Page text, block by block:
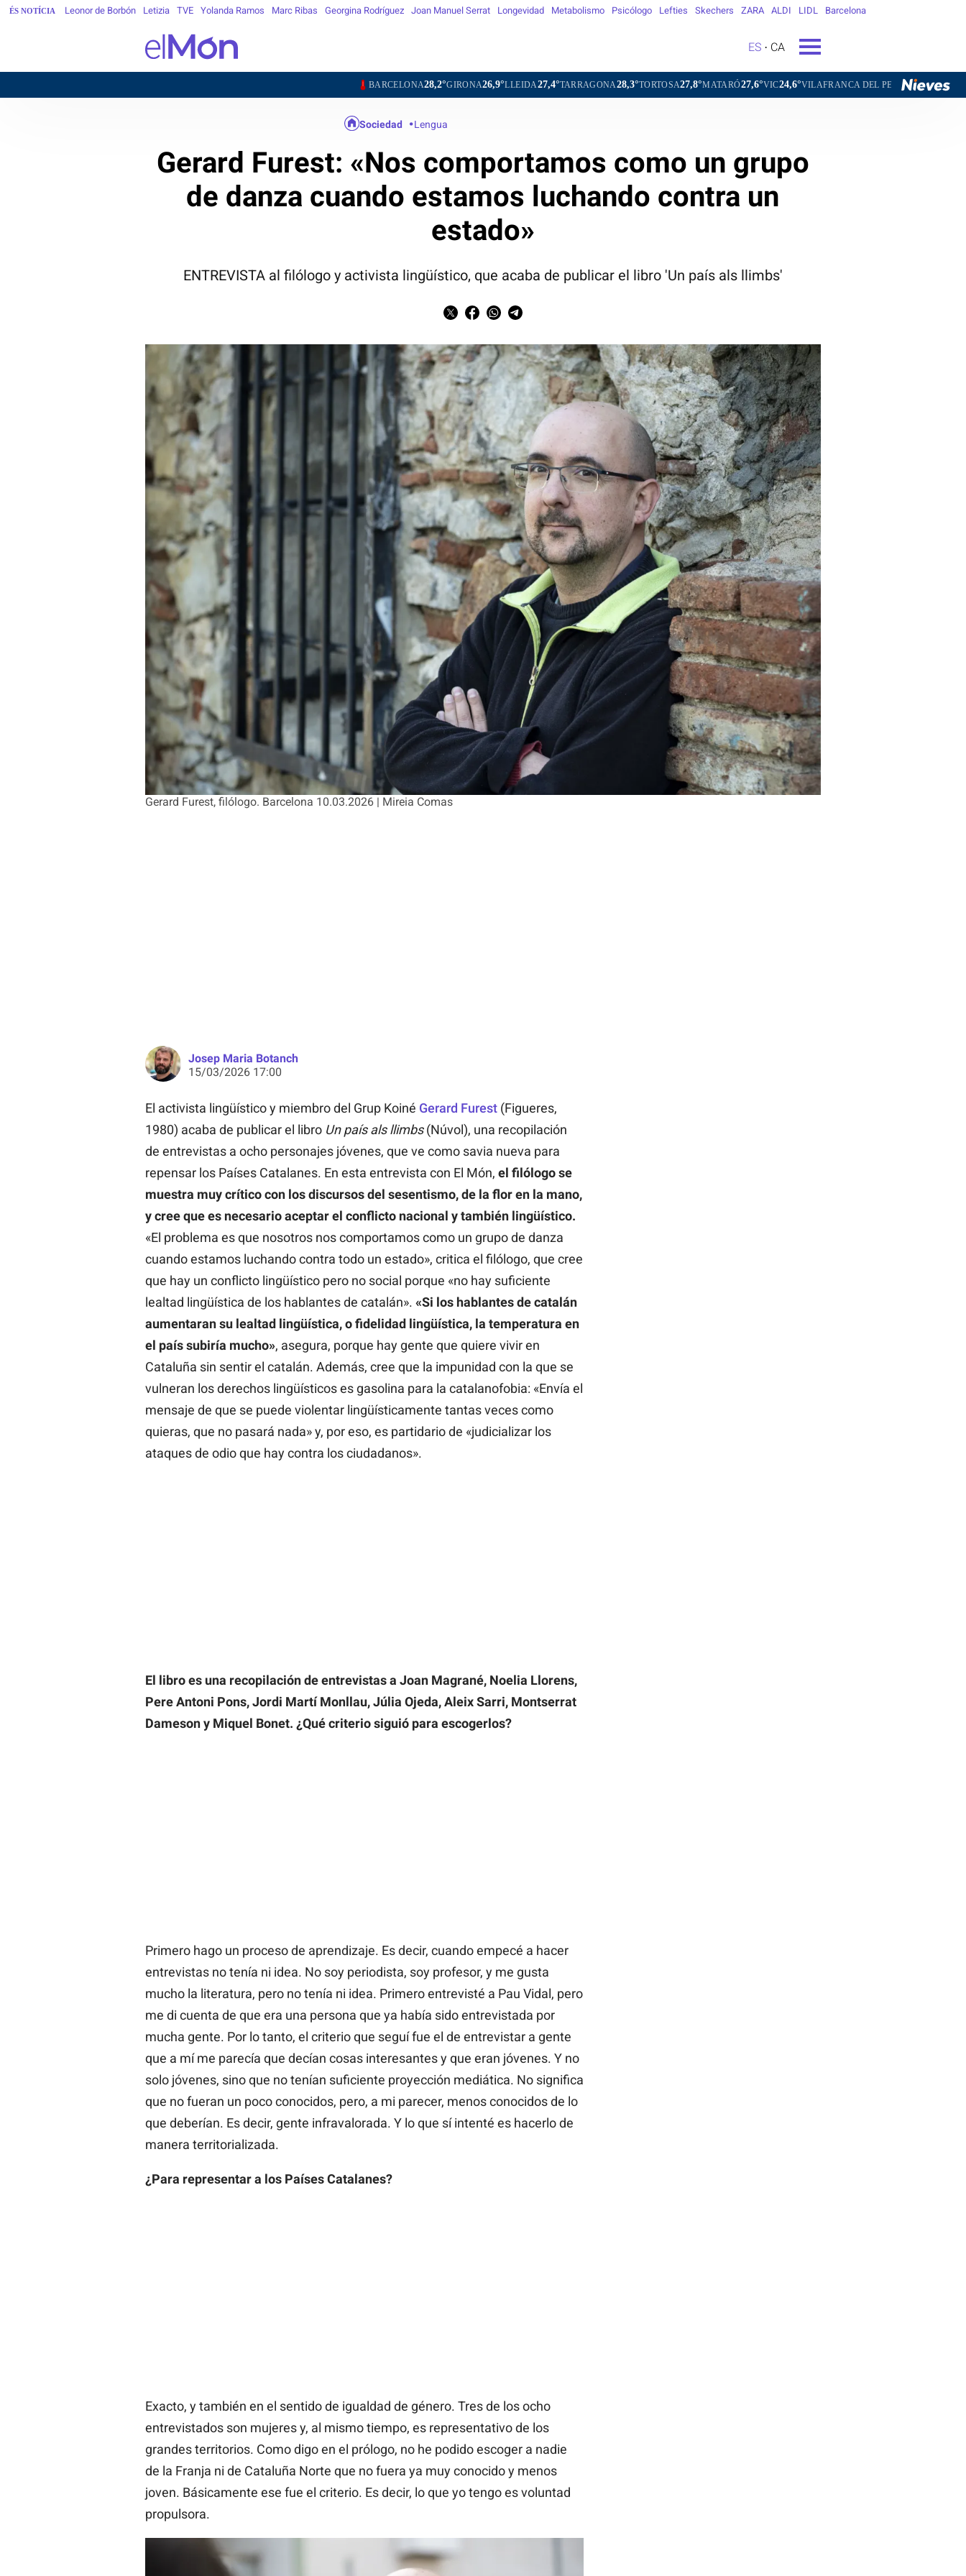
ÉS NOTÍCIA Leonor de Borbón Letizia TVE Yolanda Ramos Marc Ribas Georgina Rodríguez Joan Manuel Serrat Longevidad Metabolismo Psicólogo Lefties Skechers ZARA ALDI LIDL Barcelona
ES CA
28,2°GIRONA26,9°LLEIDA27,4°TARRAGONA28,3°TORTOSA27,8°MATARÓ27,6°VIC24,6°VILAFRANCA DEL PENEDÈS25,0°VILANOVA I LA
Gerard Furest, filólogo. Barcelona 10.03.2026 | Mireia Comas
Sociedad Lengua
Gerard Furest: «Nos comportamos como un grupo
de danza cuando estamos luchando contra un
estado»
ENTREVISTA al filólogo y activista lingüístico, que acaba de publicar el libro 'Un país als llimbs'
Josep Maria Botanch
15/03/2026 17:00
El activista lingüístico y miembro del Grup Koiné Gerard Furest(Figueres,
1980) acaba de publicar el libro Un país als llimbs(Núvol), una recopilación
de entrevistas a ocho personajes jóvenes, que ve como savia nueva para
repensar los Países Catalanes. En esta entrevista con El Món, el filólogo se
muestra muy crítico con los discursos del sesentismo, de la flor en la mano,
y cree que es necesario aceptar el conflicto nacional y también lingüístico.
«El problema es que nosotros nos comportamos como un grupo de danza
cuando estamos luchando contra todo un estado», critica el filólogo, que cree
que hay un conflicto lingüístico pero no social porque «no hay suficiente
lealtad lingüística de los hablantes de catalán». «Si los hablantes de catalán
aumentaran su lealtad lingüística, o fidelidad lingüística, la temperatura en
el país subiría mucho», asegura, porque hay gente que quiere vivir en
Cataluña sin sentir el catalán. Además, cree que la impunidad con la que se
vulneran los derechos lingüísticos es gasolina para la catalanofobia: «Envía el
mensaje de que se puede violentar lingüísticamente tantas veces como
quieras, que no pasará nada» y, por eso, es partidario de «judicializar los
ataques de odio que hay contra los ciudadanos».
El libro es una recopilación de entrevistas a Joan Magrané, Noelia Llorens,
Pere Antoni Pons, Jordi Martí Monllau, Júlia Ojeda, Aleix Sarri, Montserrat
Dameson y Miquel Bonet. ¿Qué criterio siguió para escogerlos?
Primero hago un proceso de aprendizaje. Es decir, cuando empecé a hacer
entrevistas no tenía ni idea. No soy periodista, soy profesor, y me gusta
mucho la literatura, pero no tenía ni idea. Primero entrevisté a Pau Vidal, pero
me di cuenta de que era una persona que ya había sido entrevistada por
mucha gente. Por lo tanto, el criterio que seguí fue el de entrevistar a gente
que a mí me parecía que decían cosas interesantes y que eran jóvenes. Y no
solo jóvenes, sino que no tenían suficiente proyección mediática. No significa
que no fueran un poco conocidos, pero, a mi parecer, menos conocidos de lo
que deberían. Es decir, gente infravalorada. Y lo que sí intenté es hacerlo de
manera territorializada.
¿Para representar a los Países Catalanes?
Exacto, y también en el sentido de igualdad de género. Tres de los ocho
entrevistados son mujeres y, al mismo tiempo, es representativo de los
grandes territorios. Como digo en el prólogo, no he podido escoger a nadie
de la Franja ni de Cataluña Norte que no fuera ya muy conocido y menos
joven. Básicamente ese fue el criterio. Es decir, lo que yo tengo es voluntad
propulsora.